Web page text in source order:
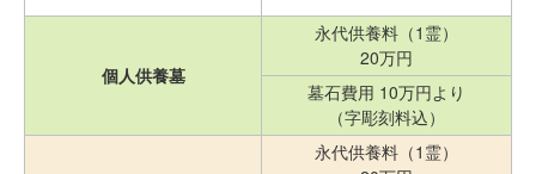
個人供養墓
永代供養料（1霊）
20万円
墓石費用 10万円より
（字彫刻料込）
永代供養料（1霊）